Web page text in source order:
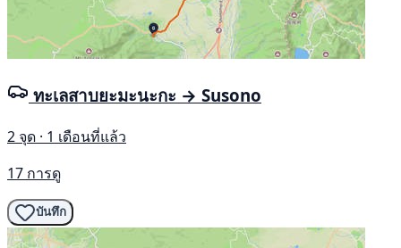
ทะเลสาบยะมะนะกะ → Susono
2 จุด · 1 เดือนที่แล้ว
17 การดู
บันทึก